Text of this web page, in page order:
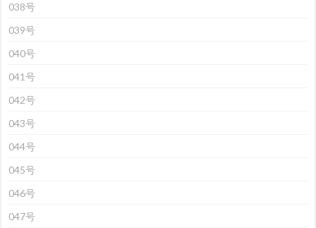
038号
039号
040号
041号
042号
043号
044号
045号
046号
047号